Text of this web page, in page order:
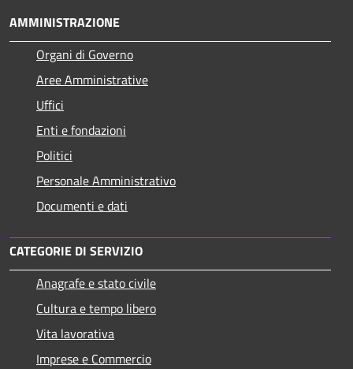
AMMINISTRAZIONE
Organi di Governo
Aree Amministrative
Uffici
Enti e fondazioni
Politici
Personale Amministrativo
Documenti e dati
CATEGORIE DI SERVIZIO
Anagrafe e stato civile
Cultura e tempo libero
Vita lavorativa
Imprese e Commercio